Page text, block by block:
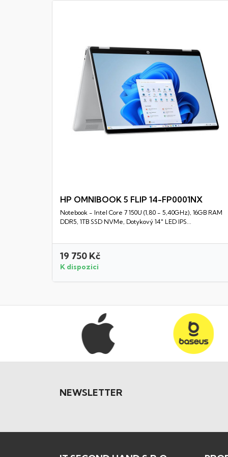
Rychlý náhled
HP OMNIBOOK 5 FLIP 14-FP0001NX
Notebook - Intel Core 7 150U (1,80 - 5,40GHz), 16GB RAM
DDR5, 1TB SSD NVMe, Dotykový 14" LED IPS...
19 750 Kč
K dispozici
NEWSLETTER